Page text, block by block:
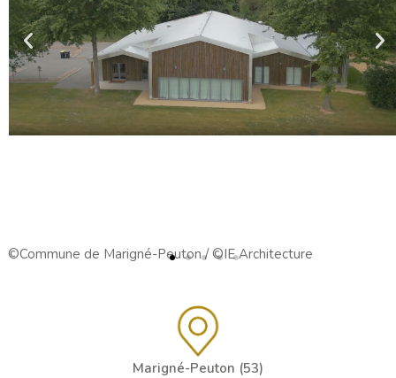
©Commune de Marigné-Peuton / ©IE Architecture
Marigné-Peuton (53)